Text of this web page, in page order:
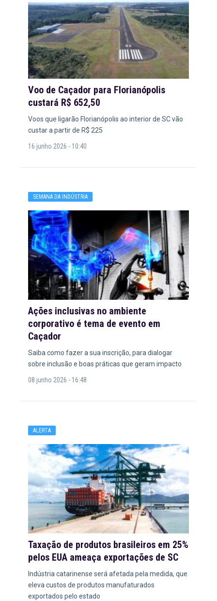
Voo de Caçador para Florianópolis
custará R$ 652,50
Voos que ligarão Florianópolis ao interior de SC vão
custar a partir de R$ 225
16 junho 2026 - 10:40
SEMANA DA INDÚSTRIA
Ações inclusivas no ambiente
corporativo é tema de evento em
Caçador
Saiba como fazer a sua inscrição, para dialogar
sobre inclusão e boas práticas que geram impacto
08 junho 2026 - 16:48
ALERTA
Taxação de produtos brasileiros em 25%
pelos EUA ameaça exportações de SC
Indústria catarinense será afetada pela medida, que
eleva custos de produtos manufaturados
exportados pelo estado